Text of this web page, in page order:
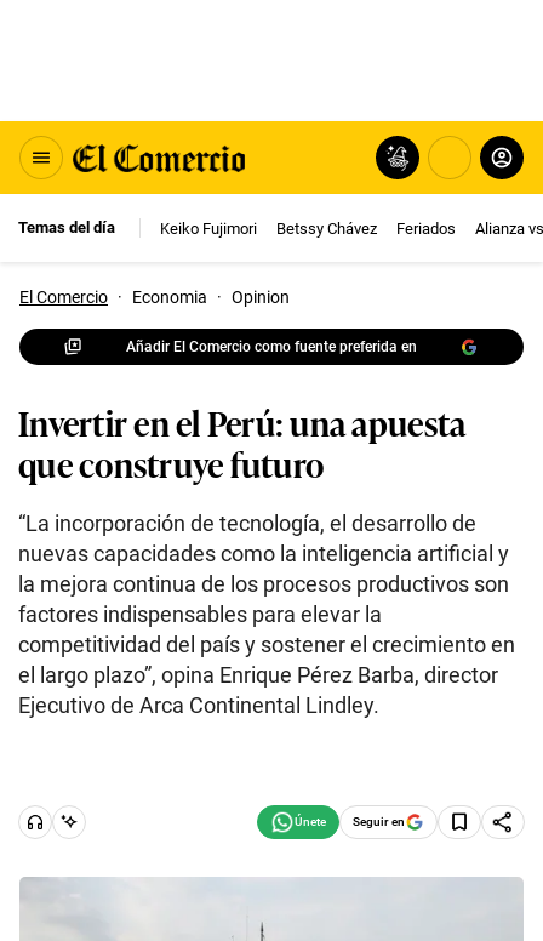
Temas del día Keiko Fujimori Betssy Chávez Feriados Alianza
El Comercio · Economia · Opinion
Añadir El Comercio como fuente preferida en
Invertir en el Perú: una apuesta
que construye futuro
“La incorporación de tecnología, el desarrollo de
nuevas capacidades como la inteligencia artificial y
la mejora continua de los procesos productivos son
factores indispensables para elevar la
competitividad del país y sostener el crecimiento en
el largo plazo”, opina Enrique Pérez Barba, director
Ejecutivo de Arca Continental Lindley.
Seguir en